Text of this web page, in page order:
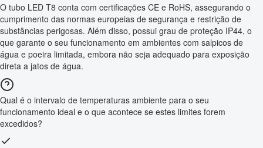
O tubo LED T8 conta com certificações CE e RoHS, assegurando o
cumprimento das normas europeias de segurança e restrição de
substâncias perigosas. Além disso, possui grau de proteção IP44, o
que garante o seu funcionamento em ambientes com salpicos de
água e poeira limitada, embora não seja adequado para exposição
direta a jatos de água.
Qual é o intervalo de temperaturas ambiente para o seu
funcionamento ideal e o que acontece se estes limites forem
excedidos?